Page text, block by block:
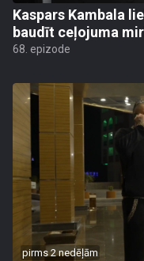
Kaspars Kambala
baudīt ceļojuma
68. epizode
pirms 2 nedēļām